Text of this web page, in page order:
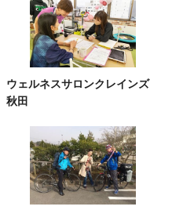
ウェルネスサロンクレインズ
秋田